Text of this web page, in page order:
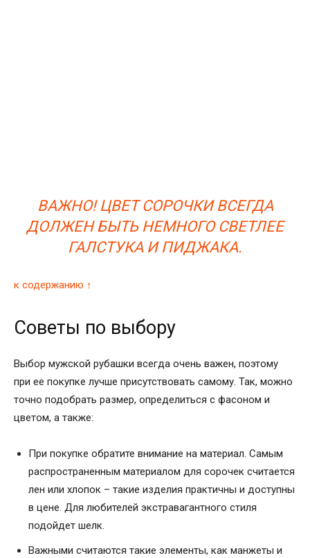
ВАЖНО! ЦВЕТ СОРОЧКИ ВСЕГДА
ДОЛЖЕН БЫТЬ НЕМНОГО СВЕТЛЕЕ
ГАЛСТУКА И ПИДЖАКА.
к содержанию ↑
Советы по выбору
Выбор мужской рубашки всегда очень важен, поэтому
при ее покупке лучше присутствовать самому. Так, можно
точно подобрать размер, определиться с фасоном и
цветом, а также:
При покупке обратите внимание на материал. Самым
распространенным материалом для сорочек считается
лен или хлопок – такие изделия практичны и доступны
в цене. Для любителей экстравагантного стиля
подойдет шелк.
Важными считаются такие элементы, как манжеты и